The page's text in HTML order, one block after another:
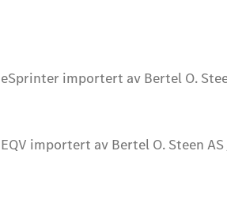
importert av Bertel O.
importert av Bertel O. Steen AS